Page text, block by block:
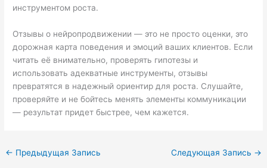
инструментом роста.
Отзывы о нейропродвижении — это не просто оценки, это
дорожная карта поведения и эмоций ваших клиентов. Если
читать её внимательно, проверять гипотезы и
использовать адекватные инструменты, отзывы
превратятся в надежный ориентир для роста. Слушайте,
проверяйте и не бойтесь менять элементы коммуникации
— результат придет быстрее, чем кажется.
← Предыдущая Запись Следующая Запись →